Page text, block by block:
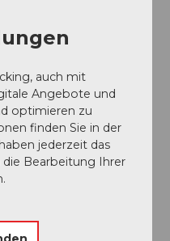
und die
Brienzer Rothorn
im
Gipfel-
auch mit
Angebote und
optimieren zu
finden Sie in der
jederzeit das
Bearbeitung Ihrer